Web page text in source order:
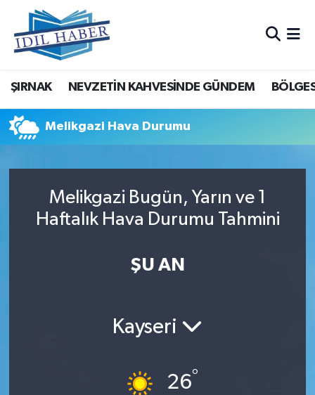
ŞIRNAK NEVZETİN KAHVESİNDE GÜNDEM
Melikgazi Hava Durumu
Melikgazi Bugün, Yarın ve 1
Haftalık Hava Durumu Tahmini
ŞU AN
Kayseri
26°
Nöbetçi Eczaneler
Hava Durumu
Trafik Durumu
Tüm Manşetler